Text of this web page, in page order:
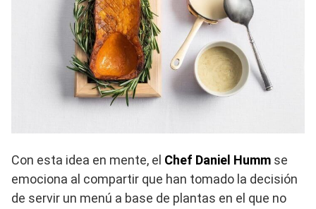
Con esta idea en mente, el Chef Daniel Humm se
emociona al compartir que han tomado la decisión
de servir un menú a base de plantas en el que no